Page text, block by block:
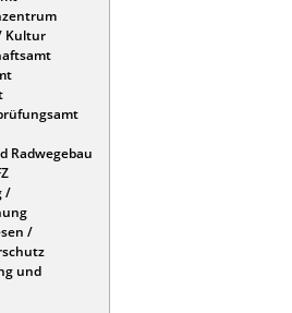
Kultur
Radwegebau
/
/
und